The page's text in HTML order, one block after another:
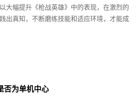
大幅提升《枪战英雄》中的表现，在激烈的
出真知，不断磨练技能和适应环境，才能成
否为单机中心